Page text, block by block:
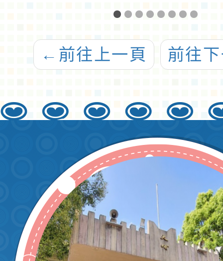
孩日系列宣導活
動「從前從前·現
在現在·以後以
驗遊戲及引導教
材
← 前往上一頁 前往